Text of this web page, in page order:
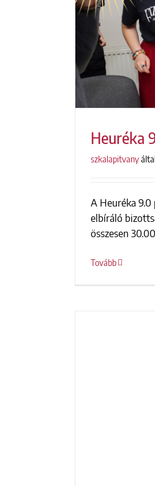
Heuréka
szkalapitvanyáltal
A Heuréka
elbíráló
összesen
Tovább